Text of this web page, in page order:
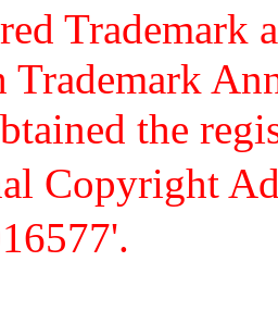
Trademark
Trademark
the
Copyright